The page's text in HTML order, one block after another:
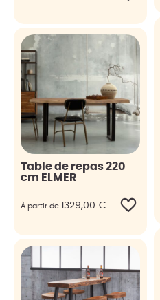
Table de repas 220
cm ELMER
À partir de 1329,00 €